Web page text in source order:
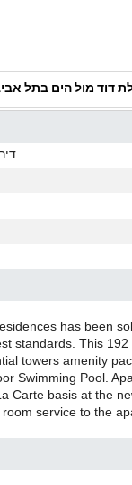
דוד מול הים בתל
has been
standards. This
towers amenity
Swimming Pool.
Carte basis at the
service to the